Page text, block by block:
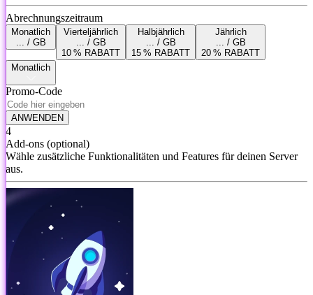
Abrechnungszeitraum
Monatlich
... / GB
Vierteljährlich
... / GB
10 % RABATT
Halbjährlich
... / GB
15 % RABATT
Jährlich
... / GB
20 % RABATT
Monatlich
Promo-Code
ANWENDEN
4
Add-ons (optional)
Wähle zusätzliche Funktionalitäten und Features für deinen Server
aus.